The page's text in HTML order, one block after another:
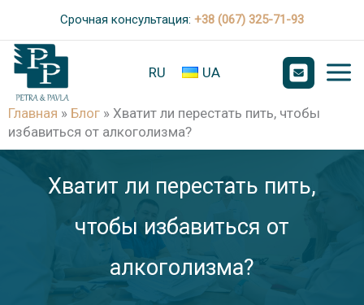
е
и
Срочная консультация: +38 (067) 325-71-93
RU UA
Главная » Блог » Хватит ли перестать пить, чтобы
избавиться от алкоголизма?
Хватит ли перестать пить,
чтобы избавиться от
алкоголизма?